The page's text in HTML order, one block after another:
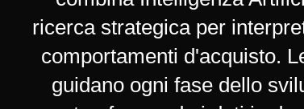
ricerca strategica per
comportamenti d'acquisto.
guidano ogni fase dello